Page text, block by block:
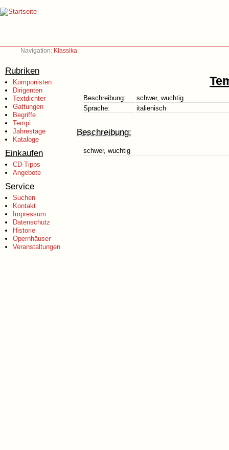
Navigation: Klassika
Rubriken
Komponisten
Dirigenten
Textdichter
Gattungen
Begriffe
Tempi
Jahrestage
Kataloge
Einkaufen
CD-Tipps
Angebote
Service
Suchen
Kontakt
Impressum
Datenschutz
Historie
Opernhäuser
Veranstaltungen
Beschreibung:
schwer, wuchtig
Sprache:
italienisch
Beschreibung:
schwer, wuchtig